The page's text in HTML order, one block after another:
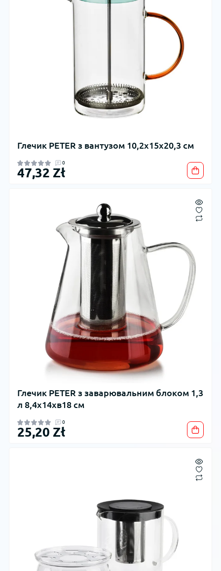
Глечик PETER з вантузом 10,2x15x20,3 см
0
47,32 Zł
Глечик PETER з заварювальним блоком 1,3
л 8,4x14xв18 см
0
25,20 Zł